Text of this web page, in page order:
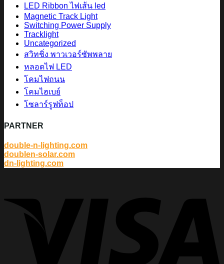
LED Ribbon ไฟเส้น led
Magnetic Track Light
Switching Power Supply
Tracklight
Uncategorized
สวิทชิ่ง พาวเวอร์ซัพพลาย
หลอดไฟ LED
โคมไฟถนน
โคมไฮเบย์
โซลาร์รูฟท็อป
PARTNER
double-n-lighting.com
doublen-solar.com
dn-lighting.com